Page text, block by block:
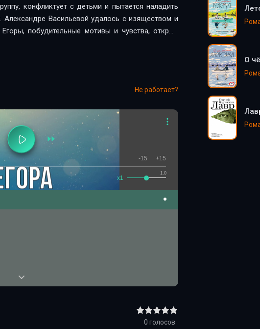
конфликтует с детьми и пытается наладить
Васильевой удалось с изяществом и
побудительные мотивы и чувства, открыв
ребенка.
Не работает?
1.0
x1
-15 +15
0 голосов
О